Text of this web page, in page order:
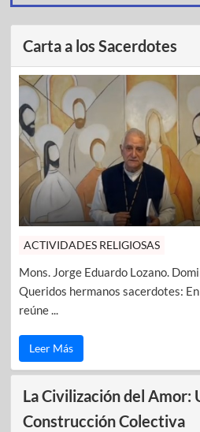
Carta a los Sacerdotes
ACTIVIDADES RELIGIOSAS
Mons. Jorge Eduardo Lozano.
Queridos hermanos sacerdotes:
reúne ...
Leer Más
La Civilización del Amor:
Construcción Colectiva